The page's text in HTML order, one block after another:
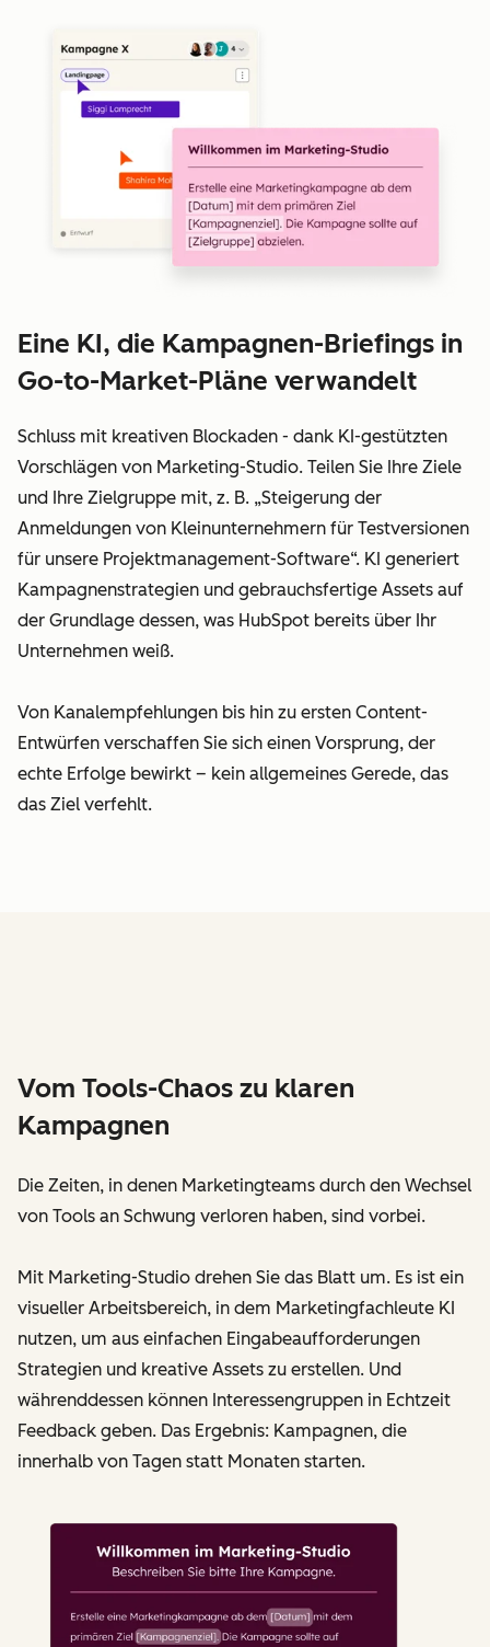
Eine KI, die Kampagnen-Briefings in
Go-to-Market-Pläne verwandelt
Schluss mit kreativen Blockaden - dank KI-gestützten
Vorschlägen von Marketing-Studio. Teilen Sie Ihre Ziele
und Ihre Zielgruppe mit, z. B. „Steigerung der
Anmeldungen von Kleinunternehmern für Testversionen
für unsere Projektmanagement-Software“. KI generiert
Kampagnenstrategien und gebrauchsfertige Assets auf
der Grundlage dessen, was HubSpot bereits über Ihr
Unternehmen weiß.
Von Kanalempfehlungen bis hin zu ersten Content-
Entwürfen verschaffen Sie sich einen Vorsprung, der
echte Erfolge bewirkt – kein allgemeines Gerede, das
das Ziel verfehlt.
Vom Tools-Chaos zu klaren
Kampagnen
Die Zeiten, in denen Marketingteams durch den Wechsel
von Tools an Schwung verloren haben, sind vorbei.
Mit Marketing-Studio drehen Sie das Blatt um. Es ist ein
visueller Arbeitsbereich, in dem Marketingfachleute KI
nutzen, um aus einfachen Eingabeaufforderungen
Strategien und kreative Assets zu erstellen. Und
währenddessen können Interessengruppen in Echtzeit
Feedback geben. Das Ergebnis: Kampagnen, die
innerhalb von Tagen statt Monaten starten.